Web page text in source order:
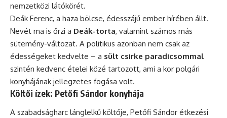
nemzetközi látókörét.
Deák Ferenc, a haza bölcse, édesszájú ember hírében állt.
Nevét ma is őrzi a Deák-torta, valamint számos más
sütemény-változat. A politikus azonban nem csak az
édességeket kedvelte – a sült csirke paradicsommal
szintén kedvenc ételei közé tartozott, ami a kor polgári
konyhájának jellegzetes fogása volt.
Költői ízek: Petőfi Sándor konyhája
A szabadságharc lánglelkű költője, Petőfi Sándor étkezési